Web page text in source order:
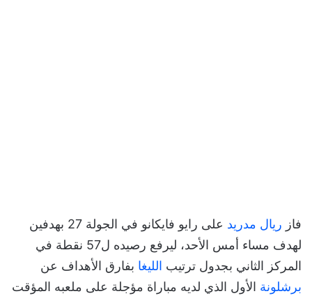
فاز ريال مدريد
على رايو فايكانو في الجولة 27 بهدفين
لهدف مساء أمس الأحد، ليرفع رصيده ل57 نقطة في
المركز الثاني بجدول ترتيب الليغا بفارق الأهداف عن
برشلونة الأول الذي لديه مباراة مؤجلة على ملعبه المؤقت